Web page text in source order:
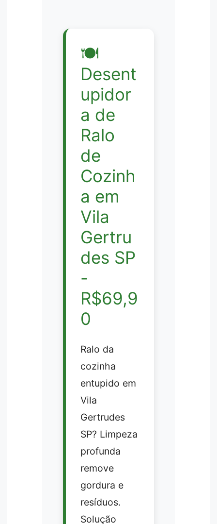
🍽️
Desent
upidor
a de
Ralo
de
Cozinh
a em
Vila
Gertru
des SP
-
R$69,9
0
Ralo da
cozinha
entupido em
Vila
Gertrudes
SP? Limpeza
profunda
remove
gordura e
resíduos.
Solução